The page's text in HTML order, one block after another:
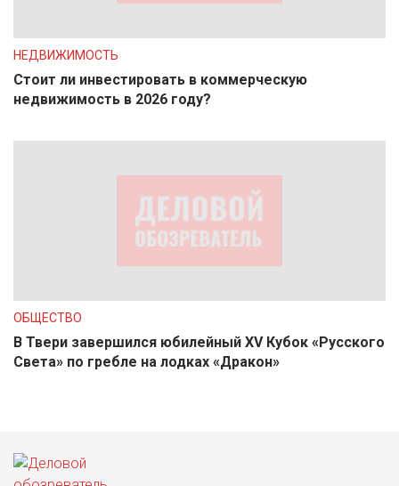
НЕДВИЖИМОСТЬ
Стоит ли инвестировать в коммерческую
недвижимость в 2026 году?
ОБЩЕСТВО
В Твери завершился юбилейный XV Кубок «Русского
Света» по гребле на лодках «Дракон»